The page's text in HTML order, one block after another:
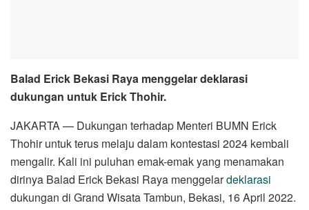
Balad Erick Bekasi Raya menggelar deklarasi
dukungan untuk Erick Thohir.
JAKARTA — Dukungan terhadap Menteri BUMN Erick
Thohir untuk terus melaju dalam kontestasi 2024 kembali
mengalir. Kali ini puluhan emak-emak yang menamakan
dirinya Balad Erick Bekasi Raya menggelardeklarasi
dukungan di Grand Wisata Tambun, Bekasi, 16 April 2022.